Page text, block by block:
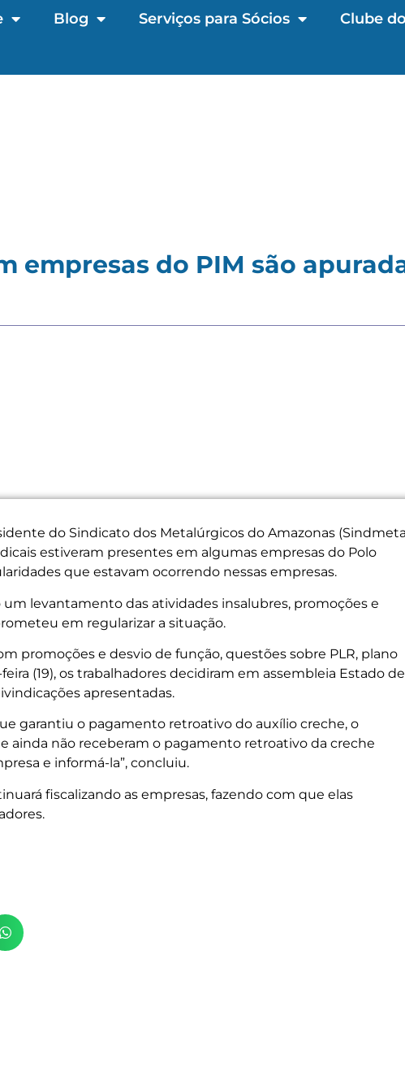
Blog Serviços para Sócios Clube
empresas do PIM são
do Sindicato dos Metalúrgicos do Amazonas
estiveram presentes em algumas empresas do Polo
que estavam ocorrendo nessas empresas.
um levantamento das atividades insalubres, promoções e
em regularizar a situação.
promoções e desvio de função, questões sobre PLR, plano
(19), os trabalhadores decidiram em assembleia Estado de
apresentadas.
garantiu o pagamento retroativo do auxílio creche, o
ainda não receberam o pagamento retroativo da creche
e informá-la”, concluiu.
fiscalizando as empresas, fazendo com que elas